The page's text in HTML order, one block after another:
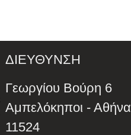
ΔΙΕΥΘΥΝΣΗ
Γεωργίου Βούρη 6
Αμπελόκηποι - Αθήνα
11524